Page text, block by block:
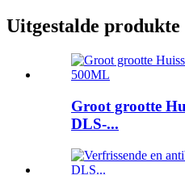
Uitgestalde produkte
Groot grootte
DLS-...